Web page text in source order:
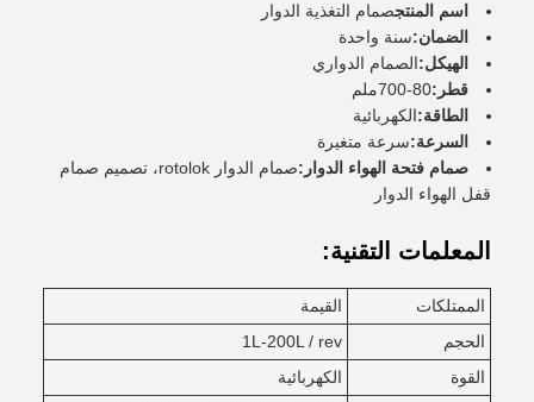
اسم المنتجصمام التغذية الدوار
الضمان:سنة واحدة
الهيكل:الصمام الدواري
قطر:80-700ملم
الطاقة:الكهربائية
السرعة:سرعة متغيرة
صمام فتحة الهواء الدوار:
صمام الدوار rotolok، تصميم صمام
قفل الهواء الدوار
المعلمات التقنية:
الممتلكات
القيمة
الحجم
1L-200L / rev
القوة
الكهربائية